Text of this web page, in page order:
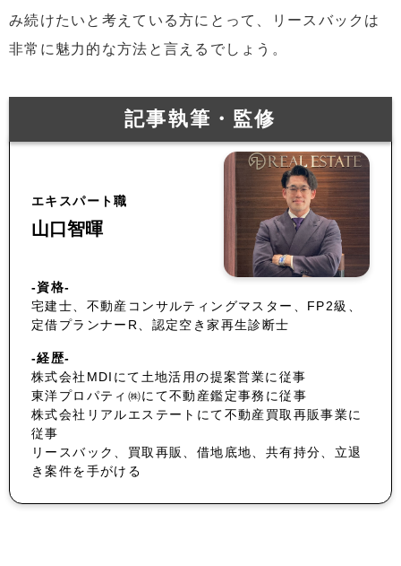
み続けたいと考えている方にとって、リースバックは
非常に魅力的な方法と言えるでしょう。
記事執筆・監修
エキスパート職
山口智暉
-資格-
宅建士、不動産コンサルティングマスター、FP2級、
定借プランナーR、認定空き家再生診断士
-経歴-
株式会社MDIにて土地活用の提案営業に従事
東洋プロパティ㈱にて不動産鑑定事務に従事
株式会社リアルエステートにて不動産買取再販事業に
従事
リースバック、買取再販、借地底地、共有持分、立退
き案件を手がける